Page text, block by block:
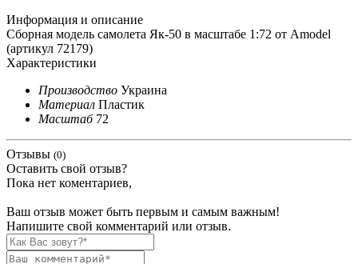
Информация и описание
Сборная модель самолета Як-50 в масштабе 1:72 от Amodel
(артикул 72179)
Характеристики
Производство Украина
Материал Пластик
Масштаб 72
Отзывы (0)
Оставить свой отзыв?
Пока нет коментариев,
Ваш отзыв может быть первым и самым важным!
Напишите свой комментарий или отзыв.